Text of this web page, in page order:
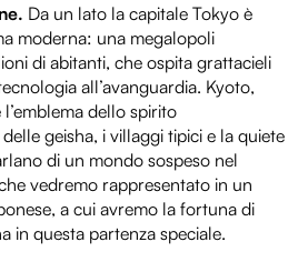
Da un lato la capitale Tokyo è
moderna: una megalopoli
di abitanti, che ospita grattacieli
all’avanguardia. Kyoto,
l’emblema dello spirito
geisha, i villaggi tipici e la quiete
di un mondo sospeso nel
vedremo rappresentato in un
a cui avremo la fortuna di
in questa partenza speciale.